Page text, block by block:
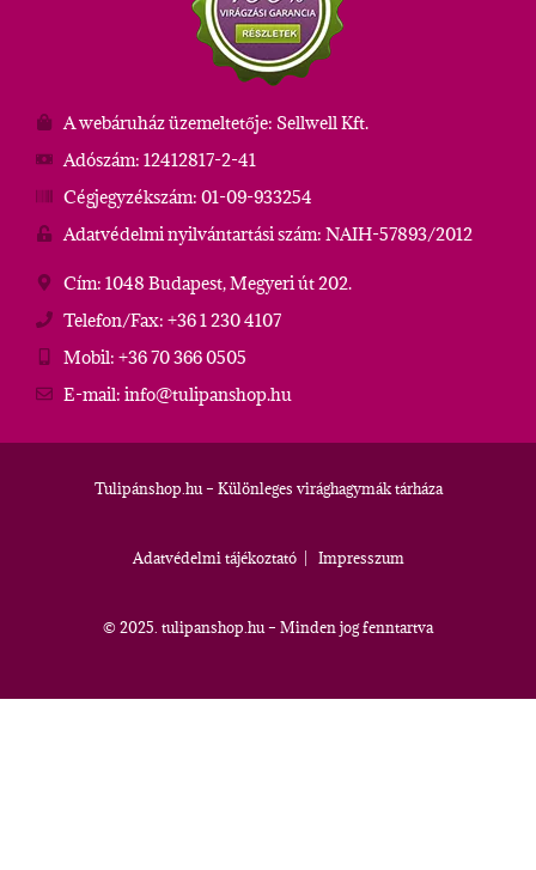
A webáruház üzemeltetője: Sellwell Kft.
Adószám: 12412817-2-41
Cégjegyzékszám: 01-09-933254
Adatvédelmi nyilvántartási szám: NAIH-57893/2012
Cím: 1048 Budapest, Megyeri út 202.
Telefon/Fax: +36 1 230 4107
Mobil: +36 70 366 0505
E-mail: info@tulipanshop.hu
Tulipánshop.hu – Különleges virághagymák tárháza
Adatvédelmi tájékoztató| Impresszum
© 2025. tulipanshop.hu – Minden jog fenntartva